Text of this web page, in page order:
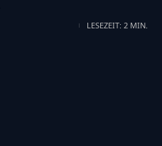
LESEZEIT: 2 MIN.